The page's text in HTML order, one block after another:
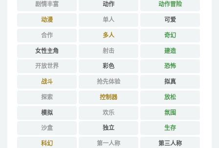
剧情丰富 动作 动作冒险
动漫 单人 可爱
合作 多人 奇幻
女性主角 射击 建造
开放世界 彩色 恐怖
战斗 抢先体验 拟真
探索 控制器 放松
模拟 欢乐 氛围
沙盒 独立 生存
科幻 第一人称 第三人称